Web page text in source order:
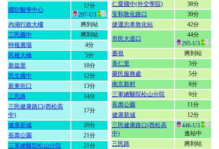
國防醫學中心
57分
297-U3
內湖行政大樓
將到站
三民國中
將到站
時報廣場
4分
民權大橋
5分
新益里
10分
民生國中
12分
新東街口
13分
三民路
14分
三民健康路口(西松高
中)
17分
健康新城
20分
長壽公園
21分
三軍總醫院松山分院
21分
仁愛國中(外交學院)
38分
安和敦化路口
39分
捷運忠孝敦化站
42分
市民大道口
44分
295-U3
臺視
將到站
美仁里
3分
榮民服務處
5分
南京新村
8分
三軍總醫院松山分院
9分
長壽公園
11分
健康新城
12分
三民健康路口(西松高
中)
446-U3
進站中
三民路
將到站